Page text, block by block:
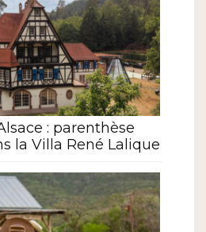
: parenthèse
la Villa René Lalique